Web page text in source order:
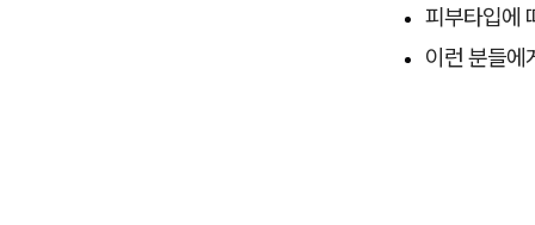
피부타입에
이런 분들에